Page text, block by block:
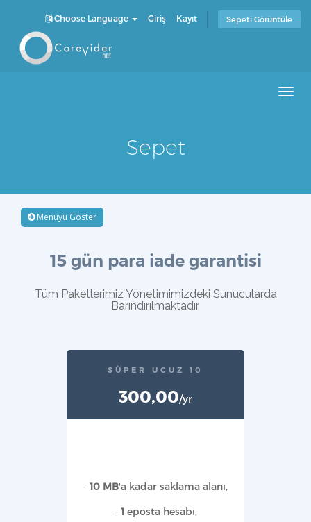
Choose Language Giriş Kayıt Sepeti Görüntüle
Sepet
Menüyü Göster
15 gün para iade garantisi
Tüm Paketlerimiz Yönetimimizdeki Sunucularda
Barındırılmaktadır.
SÜPER UCUZ 10
300,00/yr
- 10 MB'a kadar saklama alanı,
- 1eposta hesabı,